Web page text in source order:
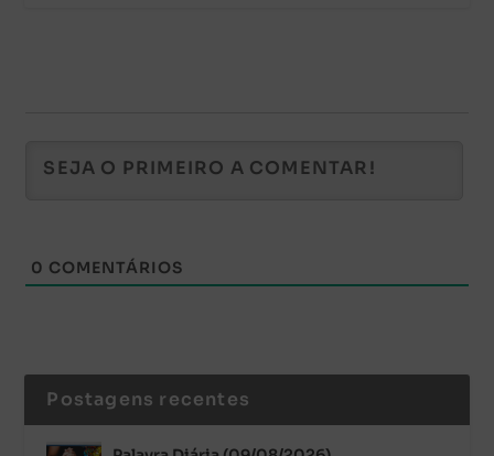
0 COMENTÁRIOS
Postagens recentes